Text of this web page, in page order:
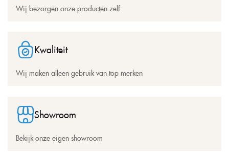
Wij bezorgen onze producten zelf
Kwaliteit
Wij maken alleen gebruik van top merken
Showroom
Bekijk onze eigen showroom